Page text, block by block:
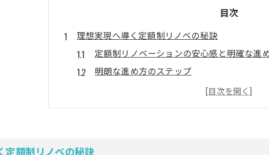
目次
理想実現へ導く定額制リノベの秘訣
定額制リノベーションの安心感と明確な進
明朗な進め方のステップ
定額制リノベーションの仕組みと「追加費用」の
中古マンションの定額制リノベーション活
定額制リノベの秘訣